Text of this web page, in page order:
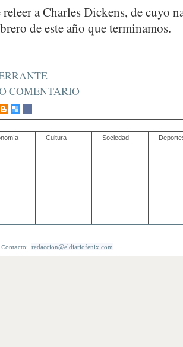
a Charles Dickens, de cuyo
de este año que terminamos.
COMENTARIO
Cultura Sociedad
redaccion@eldiariofenix.com